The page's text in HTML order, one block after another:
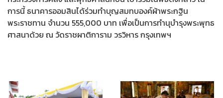
การนี้ ธนาคารออมสินได้ร่วมทำบุญสมทบองค์ผ้าพระกฐิน
พระราชทาน จำนวน 555,000 บาท เพื่อเป็นการทำนุบำรุงพระพุทธ
ศาสนาด้วย ณ วัดราชผาติการาม วรวิหาร กรุงเทพฯ